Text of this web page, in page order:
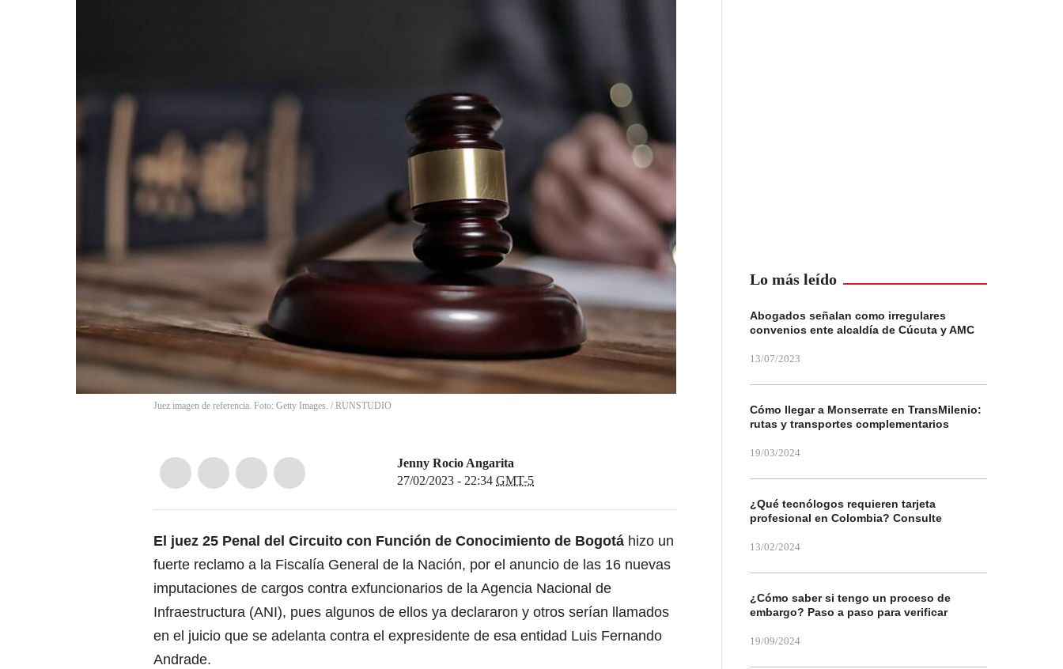
Juez imagen de referencia. Foto: Getty Images. / RUNSTUDIO
Jenny Rocio Angarita
27/02/2023 - 22:34 GMT-5
El juez 25 Penal del Circuito con Función de Conocimiento de Bogotá hizo un
fuerte reclamo a la Fiscalía General de la Nación, por el anuncio de las 16 nuevas
imputaciones de cargos contra exfuncionarios de la Agencia Nacional de
Infraestructura (ANI), pues algunos de ellos ya declararon y otros serían llamados
en el juicio que se adelanta contra el expresidente de esa entidad Luis Fernando
Andrade.
Lo más leído
Abogados señalan como irregulares
convenios ente alcaldía de Cúcuta y AMC
13/07/2023
Cómo llegar a Monserrate en TransMilenio:
rutas y transportes complementarios
19/03/2024
¿Qué tecnólogos requieren tarjeta
profesional en Colombia? Consulte
13/02/2024
¿Cómo saber si tengo un proceso de
embargo? Paso a paso para verificar
19/09/2024